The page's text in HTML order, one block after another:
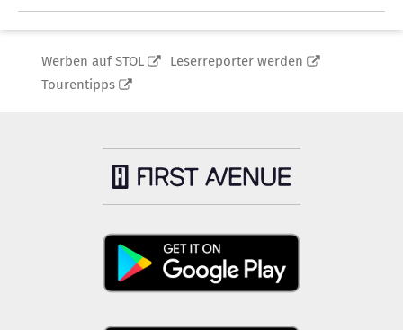
Werben auf STOL
Leserreporter werden
Tourentipps